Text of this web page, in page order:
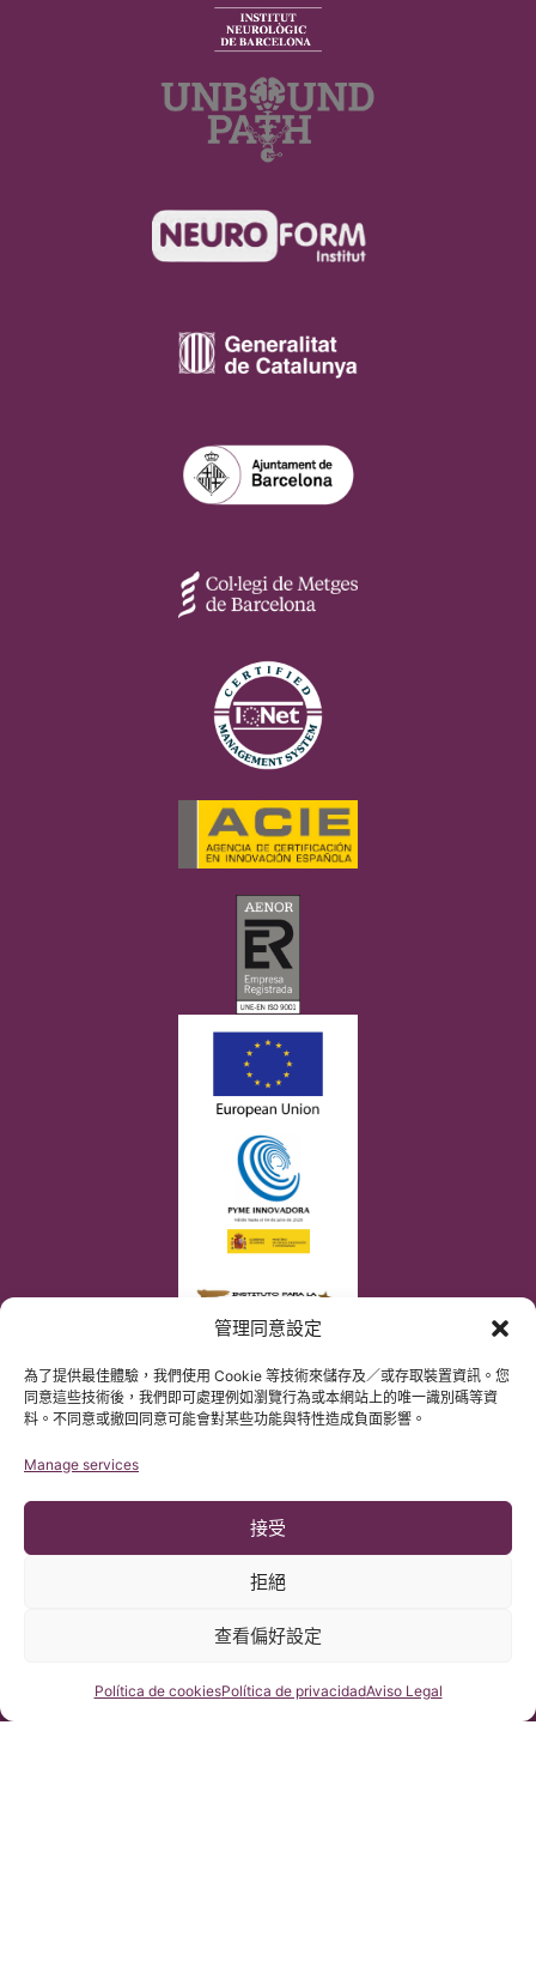
管理同意設定
為了提供最佳體驗，我們使用 Cookie 等技術來儲存及／或存取裝置資訊。您
同意這些技術後，我們即可處理例如瀏覽行為或本網站上的唯一識別碼等資
料。不同意或撤回同意可能會對某些功能與特性造成負面影響。
Manage services
接受
拒絕
查看偏好設定
Política de cookiesPolítica de privacidadAviso Legal
巴塞隆那Chiari畸形&脊髓空洞症&脊柱側彎研究所遵守歐盟數據保
護法案第2016/679條（GDPR）
咨詢我們